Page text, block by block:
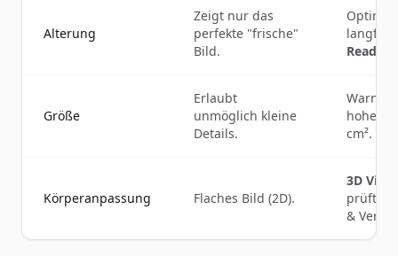
Alterung
Zeigt nur das
perfekte "frische"
Bild.
Größe
Erlaubt
unmöglich kleine
Details.
Warnt
hoher
cm².
Körperanpassung Flaches Bild (2D).
3D
prüft
&